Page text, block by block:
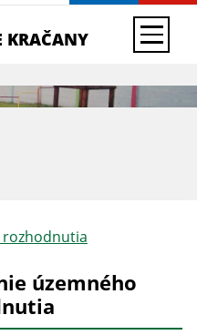
KRAČANY
rozhodnutia
územného